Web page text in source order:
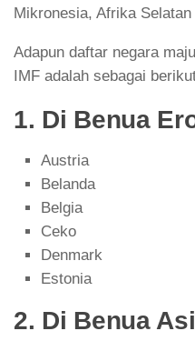
Mikronesia, Afrika
Adapun daftar negara
IMF adalah sebagai
1. Di Benua
Austria
Belanda
Belgia
Ceko
Denmark
Estonia
2. Di Benua